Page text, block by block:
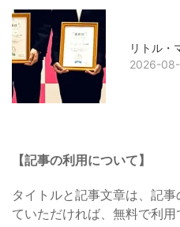
リトル・
2026-
【記事の利用について】
タイトルと記事文章は、記
ていただければ、無料で利用